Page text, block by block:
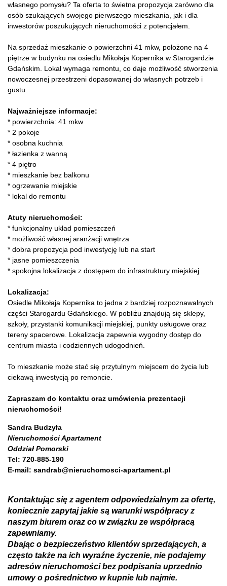
własnego pomysłu? Ta oferta to świetna propozycja zarówno dla
osób szukających swojego pierwszego mieszkania, jak i dla
inwestorów poszukujących nieruchomości z potencjałem.
Na sprzedaż mieszkanie o powierzchni 41 mkw, położone na 4
piętrze w budynku na osiedlu Mikołaja Kopernika w Starogardzie
Gdańskim. Lokal wymaga remontu, co daje możliwość stworzenia
nowoczesnej przestrzeni dopasowanej do własnych potrzeb i
gustu.
Najważniejsze informacje:
* powierzchnia: 41 mkw
* 2 pokoje
* osobna kuchnia
* łazienka z wanną
* 4 piętro
* mieszkanie bez balkonu
* ogrzewanie miejskie
* lokal do remontu
Atuty nieruchomości:
* funkcjonalny układ pomieszczeń
* możliwość własnej aranżacji wnętrza
* dobra propozycja pod inwestycję lub na start
* jasne pomieszczenia
* spokojna lokalizacja z dostępem do infrastruktury miejskiej
Lokalizacja:
Osiedle Mikołaja Kopernika to jedna z bardziej rozpoznawalnych
części Starogardu Gdańskiego. W pobliżu znajdują się sklepy,
szkoły, przystanki komunikacji miejskiej, punkty usługowe oraz
tereny spacerowe. Lokalizacja zapewnia wygodny dostęp do
centrum miasta i codziennych udogodnień.
To mieszkanie może stać się przytulnym miejscem do życia lub
ciekawą inwestycją po remoncie.
Zapraszam do kontaktu oraz umówienia prezentacji
nieruchomości!
Sandra Budzyła
Nieruchomości Apartament
Oddział Pomorski
Tel: 720-885-190
E-mail: sandrab@nieruchomosci-apartament.pl
Kontaktując się z agentem odpowiedzialnym za ofertę,
koniecznie zapytaj jakie są warunki współpracy z
naszym biurem oraz co w związku ze współpracą
zapewniamy.
Dbając o bezpieczeństwo klientów sprzedających, a
często także na ich wyraźne życzenie, nie podajemy
adresów nieruchomości bez podpisania uprzednio
umowy o pośrednictwo w kupnie lub najmie.